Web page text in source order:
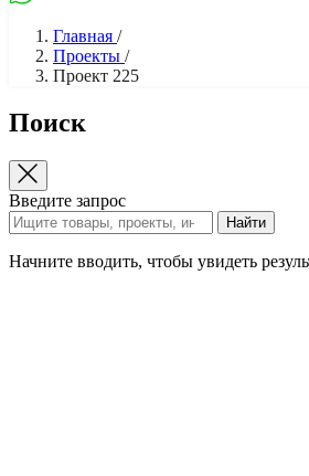
Главная /
Проекты /
Проект 225
Поиск
Введите запрос
Найти
Начните вводить, чтобы увидеть